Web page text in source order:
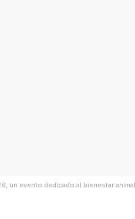
un evento dedicado al bienestar